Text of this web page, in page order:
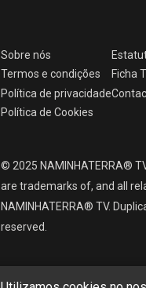
Sobre nós
Termos e condições
Política de privacidade
Política de Cookies
Ficha
© 2025 NAMINHATERRA®
are trademarks of, and all
NAMINHATERRA® TV.
reserved.